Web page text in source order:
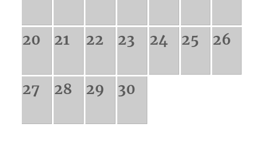
20 21 22 23 24 25 26
27 28 29 30